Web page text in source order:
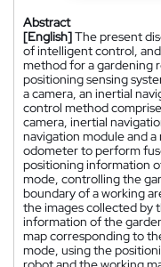
Abstract
[English]The present
of intelligent control,
method for a gardening
positioning sensing
a camera, an inertial
control method
camera, inertial
navigation module and
odometer to perform
positioning information
mode, controlling the
boundary of a working
the images collected by
information of the
map corresponding to
mode, using the